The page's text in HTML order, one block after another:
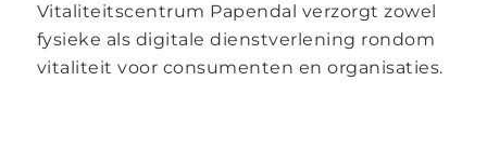
Vitaliteitscentrum Papendal verzorgt zowel
fysieke als digitale dienstverlening rondom
vitaliteit voor consumenten en organisaties.